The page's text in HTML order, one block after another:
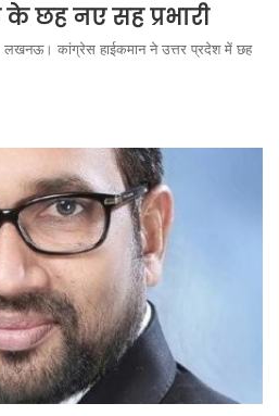
के छह नए सह प्रभारी
लखनऊ। कांग्रेस हाईकमान ने उत्तर प्रदेश में छह